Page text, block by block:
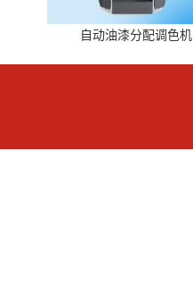
自动油漆分配调色机